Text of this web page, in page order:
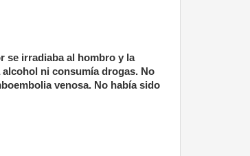
se irradiaba al hombro y la
ni consumía drogas. No
venosa. No había sido